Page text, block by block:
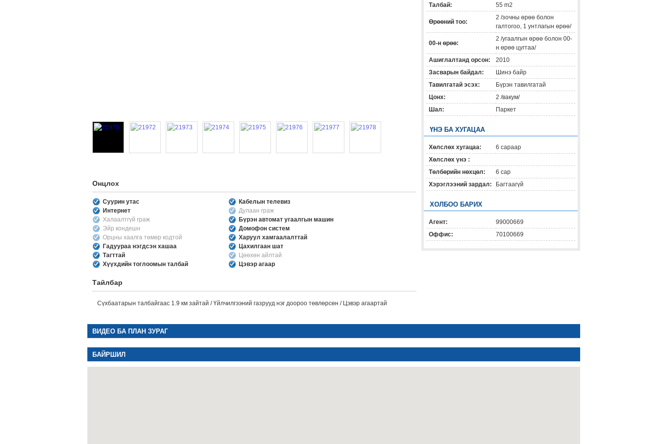
Онцлох
Суурин утас
Кабелын телевиз
Интернет
Дулаан граж
Халаалтгүй граж
Бүрэн автомат угаалгын машин
Эйр кондешн
Домофон систем
Орцны хаалга төмөр кодтой
Харуул хамгаалалттай
Гадуураа нэгдсэн хашаа
Цахилгаан шат
Тагттай
Цөөхөн айлтай
Хүүхдийн тоглоомын талбай
Цэвэр агаар
Тайлбар
Сүхбаатарын талбайгаас 1.9 км зайтай / Үйлчилгээний газрууд нэг доороо төвлөрсөн / Цэвэр агаартай
Талбай:
55 m2
Өрөөний тоо:
2 /зочны өрөө болон
галтогоо, 1 унтлагын өрөө/
00-н өрөө:
2 /угаалгын өрөө болон 00-
н өрөө цугтаа/
Ашиглалтанд орсон:
2010
Засварын байдал:
Шинэ байр
Тавилгатай эсэх:
Бүрэн тавилгатай
Цонх:
2 /вакум/
Шал:
Паркет
ҮНЭ БА ХУГАЦАА
Хөлслөх хугацаа:
6 сараар
Хөлслөх үнэ :
Төлбөрийн нөхцөл:
6 сар
Хэрэглээний зардал:
Багтаагүй
ХОЛБОО БАРИХ
Агент:
99000669
Оффис:
70100669
ВИДЕО БА ПЛАН ЗУРАГ
БАЙРШИЛ